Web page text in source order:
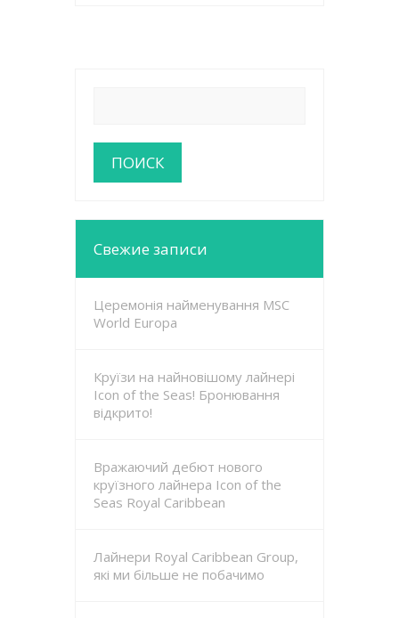
Свежие записи
Церемонія найменування MSC
World Europa
Круїзи на найновішому лайнері
Icon of the Seas! Бронювання
відкрито!
Вражаючий дебют нового
круїзного лайнера Icon of the
Seas Royal Caribbean
Лайнери Royal Caribbean Group,
які ми більше не побачимо